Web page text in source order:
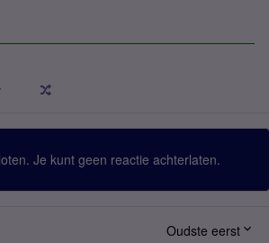
Je kunt geen reactie achterlaten.
Oudste eerst